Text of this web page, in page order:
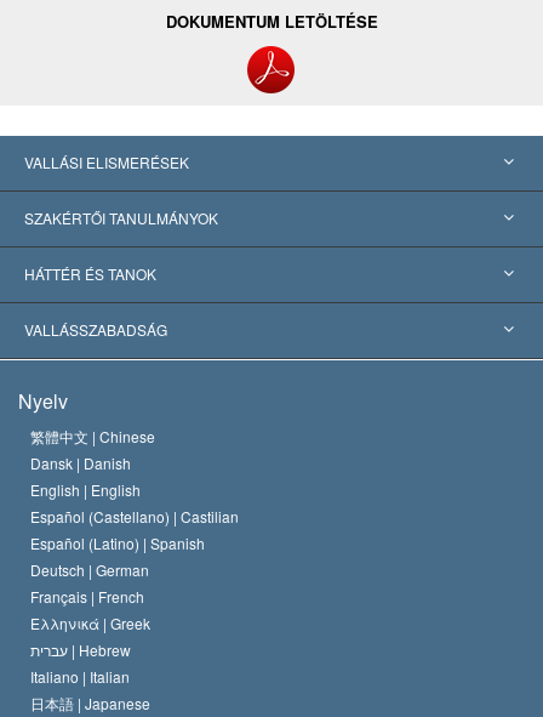
DOKUMENTUM LETÖLTÉSE
VALLÁSI ELISMERÉSEK
USA
Nemzetközi elismerések
Jelentős ítéletek
SZAKÉRTŐI TANULMÁNYOK
Tanulmányok kategóriák szerint
A világ legnagyobb szaktekintélyei
HÁTTÉR ÉS TANOK
L. Ron Hubbard
A Szcientológia Egyház hitvallása
A Szcientológus kódex
David Miscavige
VALLÁSSZABADSÁG
Nemzetközi emberi jogi standardok
Nyilatkozat a vallásról
Nyelv
繁體中文 | Chinese
Dansk | Danish
English | English
Español (Castellano) | Castilian
Español (Latino) | Spanish
Deutsch | German
Français | French
Ελληνικά | Greek
עברית | Hebrew
Italiano | Italian
日本語 | Japanese